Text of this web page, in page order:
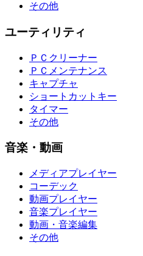
その他
ユーティリティ
ＰＣクリーナー
ＰＣメンテナンス
キャプチャ
ショートカットキー
タイマー
その他
音楽・動画
メディアプレイヤー
コーデック
動画プレイヤー
音楽プレイヤー
動画・音楽編集
その他